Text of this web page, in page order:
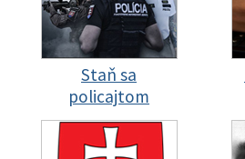
Staň sa
policajtom